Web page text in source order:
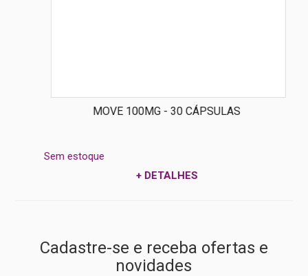
MOVE 100MG - 30 CÁPSULAS
Sem estoque
+ DETALHES
Cadastre-se e receba ofertas e
novidades